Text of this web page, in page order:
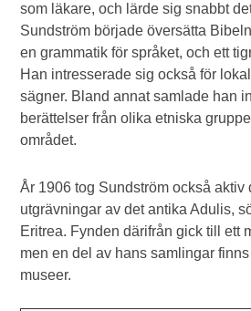
som läkare, och lärde sig snabbt
Sundström började översätta
en grammatik för språket, och ett
Han intresserade sig också för
sägner. Bland annat samlade han
berättelser från olika etniska
området.
År 1906 tog Sundström också aktiv
utgrävningar av det antika Adulis,
Eritrea. Fynden därifrån gick till ett
men en del av hans samlingar
museer.